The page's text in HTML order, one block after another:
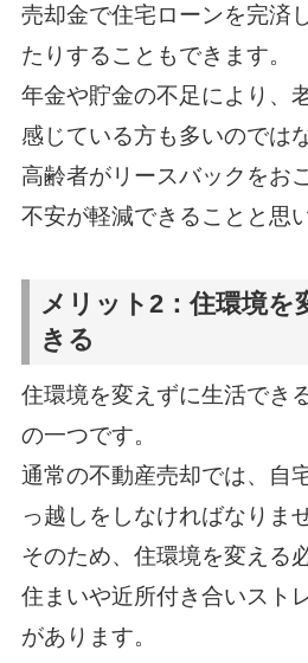
売却金で住宅ローンを完済
たりすることもできます。
年金や貯金の不足により、
感じている方も多いのでは
高齢者がリースバックをお
不安が軽減できることと思
メリット2：住環境を
きる
住環境を変えずに生活でき
の一つです。
通常の不動産売却では、自
っ越しをしなければなりま
そのため、住環境を変える
住まいや近所付き合いスト
があります。